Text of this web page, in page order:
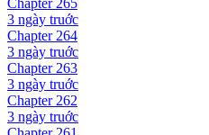
Chapter265
3 ngày truớc
Chapter264
3 ngày truớc
Chapter263
3 ngày truớc
Chapter262
3 ngày truớc